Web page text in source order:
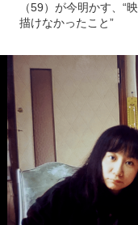
（59）が今明かす、“
描けなかったこと”